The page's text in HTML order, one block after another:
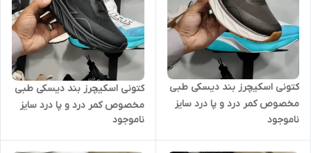
کتونی اسکیچرز بند دیسکی طبی
مخصوص کمر درد و پا درد سایز
40 الی 45 سبز زیتونی Skechers
ناموجود
کتونی اسکیچرز بند دیسکی طبی
مخصوص کمر درد و پا درد سایز
40 الی 45 تمام مشکی Skechers
ناموجود